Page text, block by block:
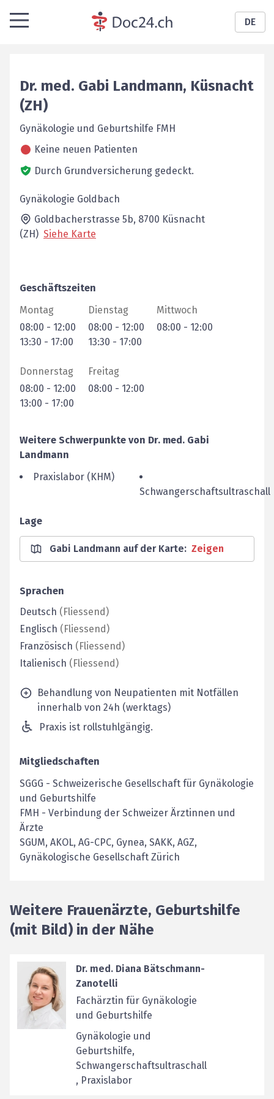
DE
Dr. med. Gabi Landmann, Küsnacht
(ZH)
Gynäkologie und Geburtshilfe FMH
Keine neuen Patienten
Durch Grundversicherung gedeckt.
Gynäkologie Goldbach
Goldbacherstrasse 5b, 8700 Küsnacht
(ZH) Siehe Karte
Geschäftszeiten
Montag
08:00 - 12:00
13:30 - 17:00
Dienstag
08:00 - 12:00
13:30 - 17:00
Mittwoch
08:00 - 12:00
Donnerstag
08:00 - 12:00
13:00 - 17:00
Freitag
08:00 - 12:00
Weitere Schwerpunkte von Dr. med. Gabi
Landmann
Praxislabor (KHM)
Schwangerschaftsultraschall
Lage
Gabi Landmann auf der Karte: Zeigen
Sprachen
Deutsch (Fliessend)
Englisch (Fliessend)
Französisch (Fliessend)
Italienisch (Fliessend)
Behandlung von Neupatienten mit Notfällen
innerhalb von 24h (werktags)
Praxis ist rollstuhlgängig.
Mitgliedschaften
SGGG - Schweizerische Gesellschaft für Gynäkologie
und Geburtshilfe
FMH - Verbindung der Schweizer Ärztinnen und
Ärzte
SGUM, AKOL, AG-CPC, Gynea, SAKK, AGZ,
Gynäkologische Gesellschaft Zürich
Weitere Frauenärzte, Geburtshilfe
(mit Bild) in der Nähe
Dr. med. Diana Bätschmann-
Zanotelli
Fachärztin für Gynäkologie
und Geburtshilfe
Gynäkologie und
Geburtshilfe,
Schwangerschaftsultraschall
, Praxislabor